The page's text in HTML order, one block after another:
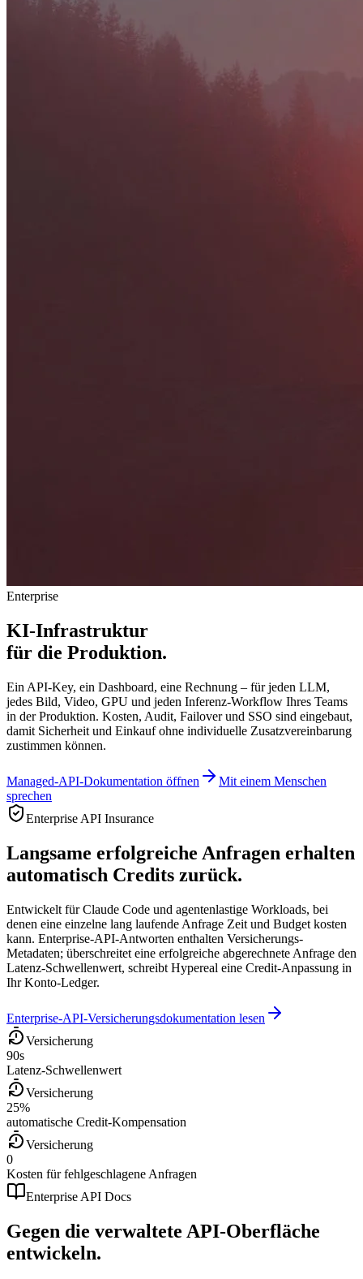
Enterprise
KI-Infrastruktur
für die Produktion.
Ein API-Key, ein Dashboard, eine Rechnung – für jeden LLM,
jedes Bild, Video, GPU und jeden Inferenz-Workflow Ihres Teams
in der Produktion. Kosten, Audit, Failover und SSO sind eingebaut,
damit Sicherheit und Einkauf ohne individuelle Zusatzvereinbarung
zustimmen können.
Managed-API-Dokumentation öffnen
Mit einem Menschen
sprechen
Enterprise API Insurance
Langsame erfolgreiche Anfragen erhalten
automatisch Credits zurück.
Entwickelt für Claude Code und agentenlastige Workloads, bei
denen eine einzelne lang laufende Anfrage Zeit und Budget kosten
kann. Enterprise-API-Antworten enthalten Versicherungs-
Metadaten; überschreitet eine erfolgreiche abgerechnete Anfrage den
Latenz-Schwellenwert, schreibt Hypereal eine Credit-Anpassung in
Ihr Konto-Ledger.
Enterprise-API-Versicherungsdokumentation lesen
Versicherung
90s
Latenz-Schwellenwert
Versicherung
25%
automatische Credit-Kompensation
Versicherung
0
Kosten für fehlgeschlagene Anfragen
Enterprise API Docs
Gegen die verwaltete API-Oberfläche
entwickeln.